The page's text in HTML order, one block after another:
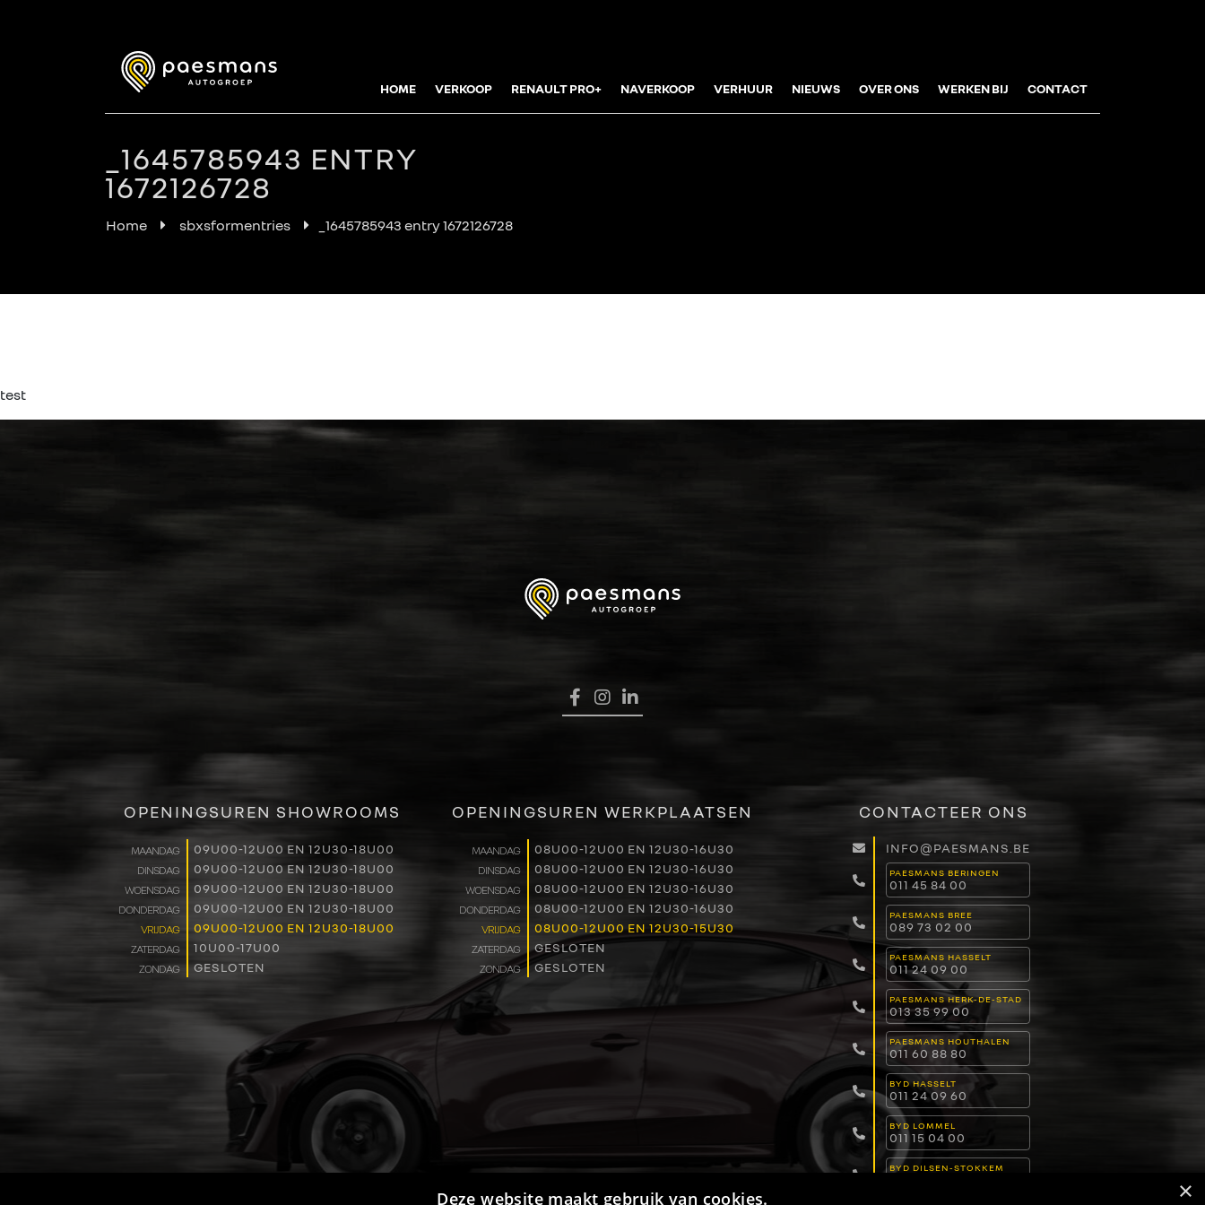
HOME VERKOOP RENAULT PRO+ NAVERKOOP VERHUUR NIEUWS OVER ONS WERKEN BIJ CONTACT
RENAULT PRO+
VERHUUR
CONTACT
_1645785943 ENTRY
1672126728
Home sbxsformentries _1645785943 entry 1672126728
test
OPENINGSUREN SHOWROOMS
MAANDAG 09U00-12U00 EN 12U30-18U00
DINSDAG 09U00-12U00 EN 12U30-18U00
WOENSDAG 09U00-12U00 EN 12U30-18U00
DONDERDAG 09U00-12U00 EN 12U30-18U00
VRIJDAG 09U00-12U00 EN 12U30-18U00
ZATERDAG 10U00-17U00
ZONDAG GESLOTEN
OPENINGSUREN WERKPLAATSEN
MAANDAG 08U00-12U00 EN 12U30-16U30
DINSDAG 08U00-12U00 EN 12U30-16U30
WOENSDAG 08U00-12U00 EN 12U30-16U30
DONDERDAG 08U00-12U00 EN 12U30-16U30
VRIJDAG 08U00-12U00 EN 12U30-15U30
ZATERDAG GESLOTEN
ZONDAG GESLOTEN
CONTACTEER ONS
INFO@PAESMANS.BE
PAESMANS BERINGEN
011 45 84 00
PAESMANS BREE
089 73 02 00
PAESMANS HASSELT
011 24 09 00
PAESMANS HERK-DE-STAD
013 35 99 00
PAESMANS HOUTHALEN
011 60 88 80
BYD HASSELT
011 24 09 60
BYD LOMMEL
011 15 04 00
BYD DILSEN-STOKKEM
×
Deze website maakt gebruik van cookies.